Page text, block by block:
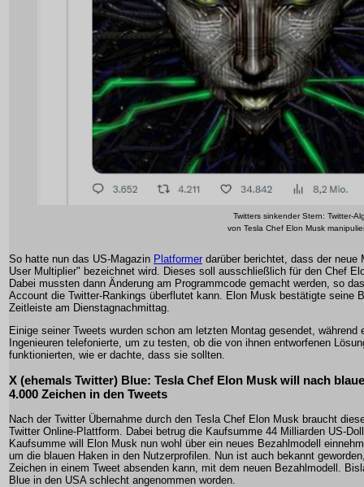
Twitters sinkender Stern: Twitter-
von Tesla Chef Elon Musk
So hatte nun das US-Magazin Platformer darüber berichtet, dass der neue
User Multiplier" bezeichnet wird. Dieses soll ausschließlich für den Chef
Dabei mussten dann Änderung am Programmcode gemacht werden, so
Account die Twitter-Rankings überflutet kann. Elon Musk bestätigte seine
Zeitleiste am Dienstagnachmittag.
Einige seiner Tweets wurden schon am letzten Montag gesendet, während
Ingenieuren telefonierte, um zu testen, ob die von ihnen entworfenen
funktionierten, wie er dachte, dass sie sollten.
X (ehemals Twitter) Blue: Tesla Chef Elon Musk will nach
4.000 Zeichen in den Tweets
Nach der Twitter Übernahme durch den Tesla Chef Elon Musk braucht
Twitter Online-Plattform. Dabei betrug die Kaufsumme 44 Milliarden US-
Kaufsumme will Elon Musk nun wohl über ein neues Bezahlmodell
um die blauen Haken in den Nutzerprofilen. Nun ist auch bekannt
Zeichen in einem Tweet absenden kann, mit dem neuen Bezahlmodell.
Blue in den USA schlecht angenommen worden.